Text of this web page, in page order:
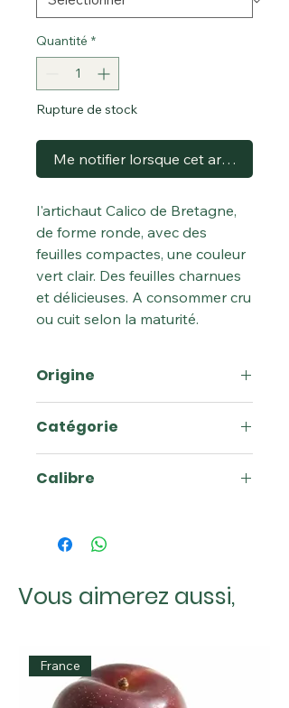
Quantité *
Rupture de stock
Me notifier lorsque cet article est
l'artichaut Calico de Bretagne,
de forme ronde, avec des
feuilles compactes, une couleur
vert clair. Des feuilles charnues
et délicieuses. A consommer cru
ou cuit selon la maturité.
Origine
Catégorie
Calibre
Vous aimerez aussi,
France